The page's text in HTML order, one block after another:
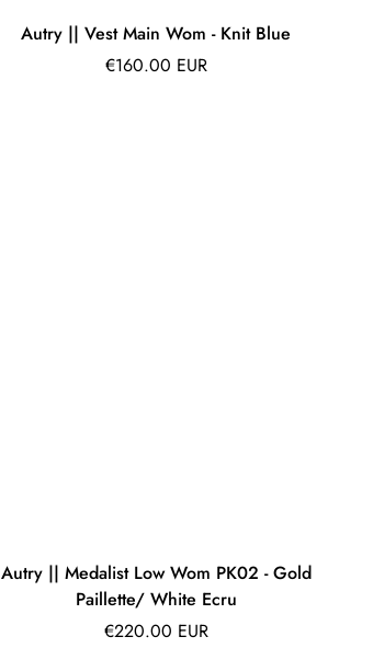
Autry || Vest Main Wom - Knit Blue
Prix
€160.00 EUR
Autry || Medalist Low Wom PK02 - Gold
Paillette/ White Ecru
Prix
€220.00 EUR